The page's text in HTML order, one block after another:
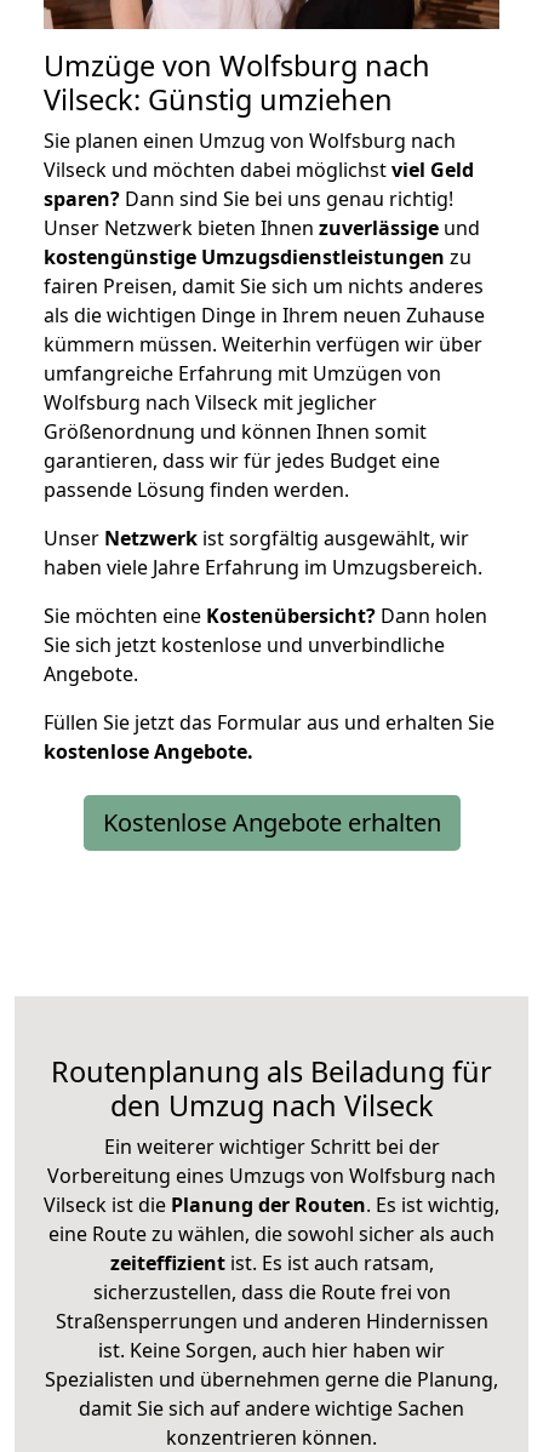
Umzüge von Wolfsburg nach
Vilseck: Günstig umziehen
Sie planen einen Umzug von Wolfsburg nach
Vilseck und möchten dabei möglichstviel Geld
sparen? Dann sind Sie bei uns genau richtig!
Unser Netzwerk bieten Ihnen zuverlässige und
kostengünstige Umzugsdienstleistungen zu
fairen Preisen, damit Sie sich um nichts anderes
als die wichtigen Dinge in Ihrem neuen Zuhause
kümmern müssen. Weiterhin verfügen wir über
umfangreiche Erfahrung mit Umzügen von
Wolfsburg nach Vilseck mit jeglicher
Größenordnung und können Ihnen somit
garantieren, dass wir für jedes Budget eine
passende Lösung finden werden.
Unser Netzwerk ist sorgfältig ausgewählt, wir
haben viele Jahre Erfahrung im Umzugsbereich.
Sie möchten eine Kostenübersicht? Dann holen
Sie sich jetzt kostenlose und unverbindliche
Angebote.
Füllen Sie jetzt das Formular aus und erhalten Sie
kostenloseAngebote.
Kostenlose Angebote erhalten
Routenplanung als Beiladung für
den Umzug nach Vilseck
Ein weiterer wichtiger Schritt bei der
Vorbereitung eines Umzugs von Wolfsburg nach
Vilseck ist die Planung der Routen. Es ist wichtig,
eine Route zu wählen, die sowohl sicher als auch
zeiteffizientist. Es ist auch ratsam,
sicherzustellen, dass die Route frei von
Straßensperrungen und anderen Hindernissen
ist. Keine Sorgen, auch hier haben wir
Spezialisten und übernehmen gerne die Planung,
damit Sie sich auf andere wichtige Sachen
konzentrieren können.